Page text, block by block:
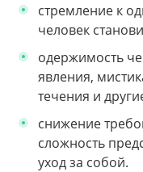
стремление к
человек
одержимость
явления,
течения и
снижение
сложность
уход за собой.